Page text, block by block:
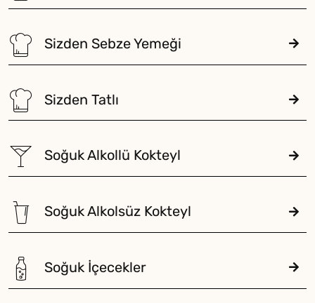
Sizden Sebze Yemeği
Sizden Tatlı
Soğuk Alkollü Kokteyl
Soğuk Alkolsüz Kokteyl
Soğuk İçecekler